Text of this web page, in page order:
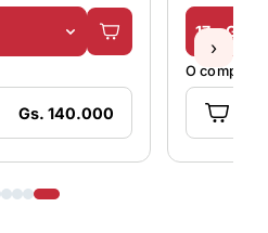
Gs. 140.000
17 x Gs.
O comprá
›